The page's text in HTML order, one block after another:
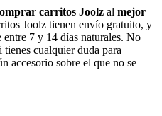
carritos Joolz al mejor
Joolz tienen envío gratuito, y
entre 7 y 14 días naturales. No
tienes cualquier duda para
accesorio sobre el que no se